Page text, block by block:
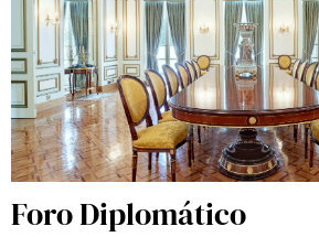
Foro Diplomático